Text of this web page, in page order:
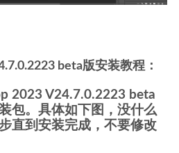
beta版安装教程：
2023 V24.7.0.2223 beta
包。具体如下图，没什么
直到安装完成，不要修改